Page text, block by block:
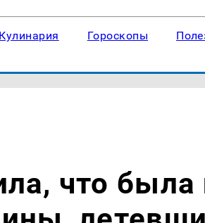
Кулинария Гороскопы
что была